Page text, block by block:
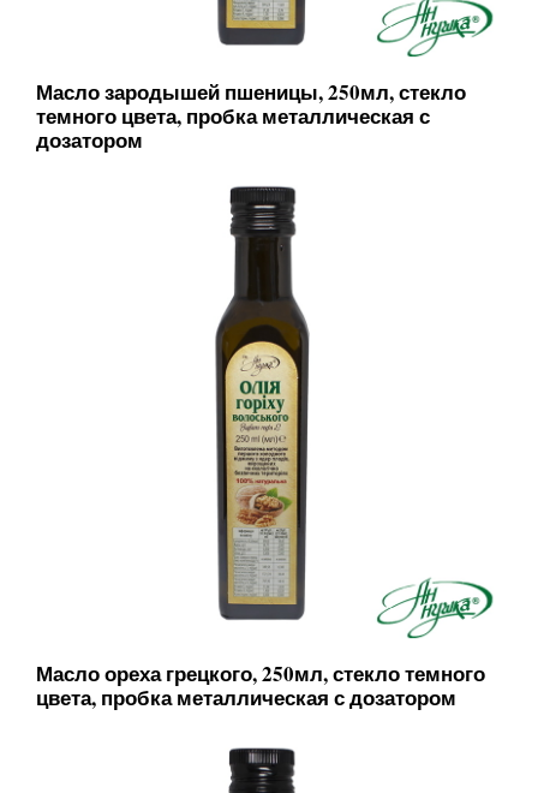
Масло зародышей пшеницы, 250мл, стекло
темного цвета, пробка металлическая с
дозатором
Масло ореха грецкого, 250мл, стекло темного
цвета, пробка металлическая с дозатором